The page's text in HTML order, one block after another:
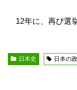
12年に、再び選
日本史 日本の